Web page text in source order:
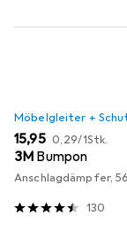
Möbelgleiter +
EUR
15,95 EUR
0,29/1Stk.
3M Bumpon
Anschlagdämpfer,
130